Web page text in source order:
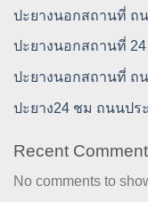
ปะยางนอกสถานที่ ถ
ปะยางนอกสถานที่
ปะยางนอกสถานที่ ถ
ปะยาง24 ชม ถนนปร
Recent
No comments to